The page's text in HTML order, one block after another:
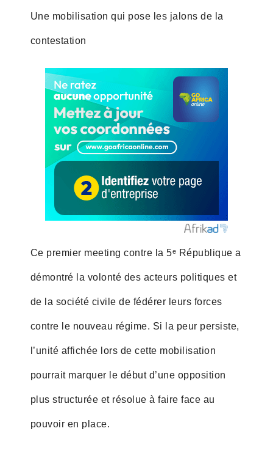
Une mobilisation qui pose les jalons de la
contestation
Ce premier meeting contre la 5ᵉ République a
démontré la volonté des acteurs politiques et
de la société civile de fédérer leurs forces
contre le nouveau régime. Si la peur persiste,
l’unité affichée lors de cette mobilisation
pourrait marquer le début d’une opposition
plus structurée et résolue à faire face au
pouvoir en place.